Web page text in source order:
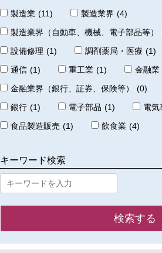
製造業 (11) 製造業界 (4)
製造業界（自動車、機械、電子部品等）
設備修理 (1) 調剤薬局・医療 (1)
通信 (1) 重工業 (1) 金融業
金融業界（銀行、証券、保険等）
(0)
銀行 (1) 電子部品 (1) 電気
食品製造販売 (1) 飲食業 (4)
キーワード検索